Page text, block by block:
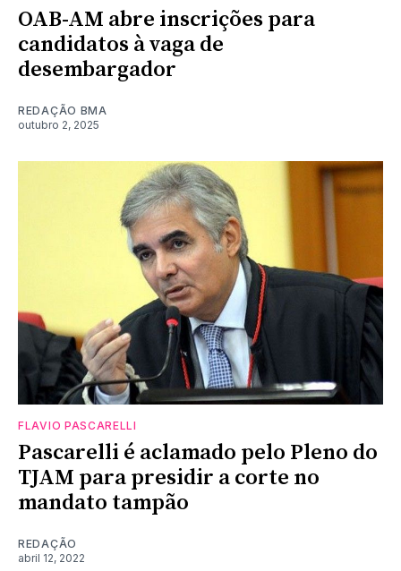
OAB-AM abre inscrições para
candidatos à vaga de
desembargador
REDAÇÃO BMA
outubro 2, 2025
FLAVIO PASCARELLI
Pascarelli é aclamado pelo Pleno do
TJAM para presidir a corte no
mandato tampão
REDAÇÃO
abril 12, 2022